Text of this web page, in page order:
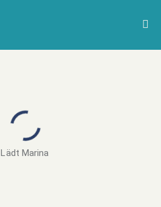
Lädt Marina